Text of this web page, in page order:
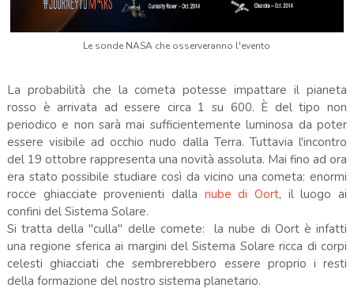
Le sonde NASA che osserveranno l'evento
La probabilità che la cometa potesse impattare il pianeta
rosso è arrivata ad essere circa 1 su 600. È del tipo non
periodico e non sarà mai sufficientemente luminosa da poter
essere visibile ad occhio nudo dalla Terra. Tuttavia l'incontro
del 19 ottobre rappresenta una novità assoluta. Mai fino ad ora
era stato possibile studiare così da vicino una cometa: enormi
rocce ghiacciate provenienti dalla nube di Oort, il luogo ai
confini del Sistema Solare.
Si tratta della ''culla'' delle comete: la nube di Oort è infatti
una regione sferica ai margini del Sistema Solare ricca di corpi
celesti ghiacciati che sembrerebbero essere proprio i resti
della formazione del nostro sistema planetario.